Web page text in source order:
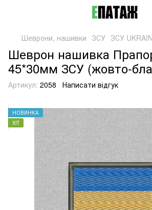
Шеврони, нашивки ЗСУ ЗСУ
Шеврон нашивка
45*30мм ЗСУ (жовто-
Артикул: 2058 Написати відгук
НОВИНКА
ХІТ